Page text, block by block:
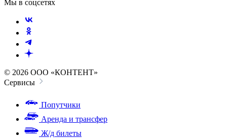
Мы в соцсетях
© 2026 ООО «КОНТЕНТ»
Сервисы
Попутчики
Аренда и трансфер
Ж/д билеты